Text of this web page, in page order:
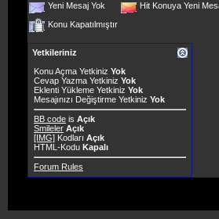
Yeni Mesaj Yok
Hit Konuya Yeni
Konu Kapatılmıştır
Yetkileriniz
Konu Açma Yetkiniz Yok
Cevap Yazma Yetkiniz Yok
Eklenti Yükleme Yetkiniz Yok
Mesajınızı Değiştirme Yetkiniz Yok
BB code is Açık
Smileler Açık
[IMG] Kodları Açık
HTML-Kodu Kapalı
Forum Rules